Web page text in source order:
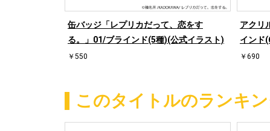
缶バッジ「レプリカだって、恋をす
る。」01/ブラインド(5種)(公式イラスト)
￥550
アクリ
インド
￥690
このタイトルのランキ